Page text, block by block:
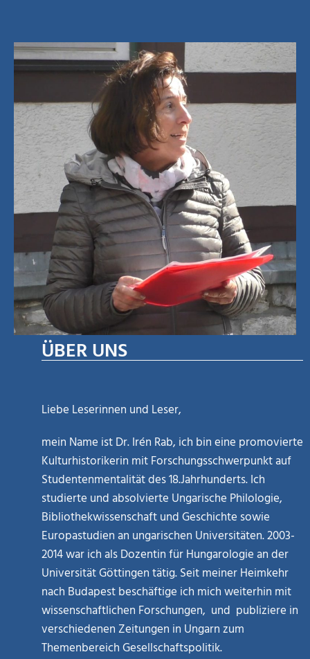
ÜBER UNS
Liebe Leserinnen und Leser,
mein Name ist Dr. Irén Rab, ich bin eine promovierte
Kulturhistorikerin mit Forschungsschwerpunkt auf
Studentenmentalität des 18.Jahrhunderts. Ich
studierte und absolvierte Ungarische Philologie,
Bibliothekwissenschaft und Geschichte sowie
Europastudien an ungarischen Universitäten. 2003-
2014 war ich als Dozentin für Hungarologie an der
Universität Göttingen tätig. Seit meiner Heimkehr
nach Budapest beschäftige ich mich weiterhin mit
wissenschaftlichen Forschungen, und publiziere in
verschiedenen Zeitungen in Ungarn zum
Themenbereich Gesellschaftspolitik.